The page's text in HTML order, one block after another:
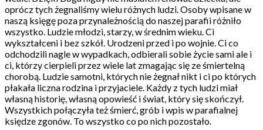
oprócz tych żegnaliśmy wielu różnych ludzi. Osoby wpisane w
naszą księgę poza przynależnością do naszej parafii różniło
wszystko. Ludzie młodzi, starzy, w średnim wieku. Ci
wykształceni i bez szkół. Urodzeni przed i po wojnie. Ci co
odchodzili nagle w wypadkach, odbierali sobie życie sami ale i
ci, którzy cierpieli przez wiele lat zmagając się ze śmiertelną
chorobą. Ludzie samotni, których nie żegnał nikt i ci po których
płakała liczna rodzina i przyjaciele. Każdy z tych ludzi miał
własną historię, własną opowieść i świat, który się skończył.
Wszystkich połączyła też śmierć, grób i wpis w parafialnej
księdze zgonów. To wszystko co po nich pozostało.